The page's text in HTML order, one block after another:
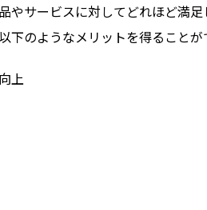
やサービスに対してどれほど満足
下のようなメリットを得ることが
上